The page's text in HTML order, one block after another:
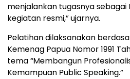
menjalankan tugasnya sebagai
kegiatan resmi,” ujarnya.
Pelatihan dilaksanakan
Kemenag Papua Nomor 1991
tema “Membangun
Kemampuan Public Speaking.”